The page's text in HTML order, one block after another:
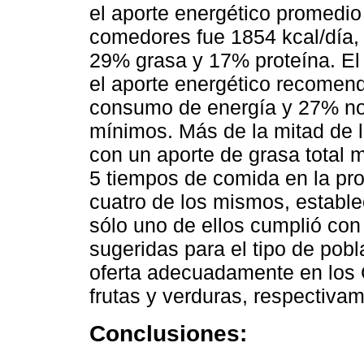
el aporte energético
comedores fue 1854 kcal/
29% grasa y 17% proteína.
el aporte energético
consumo de energía y 27%
mínimos. Más de la mitad de
con un aporte de grasa total
5 tiempos de comida en la
cuatro de los mismos,
sólo uno de ellos cumplió
sugeridas para el tipo de
oferta adecuadamente en
frutas y verduras,
Conclusiones: